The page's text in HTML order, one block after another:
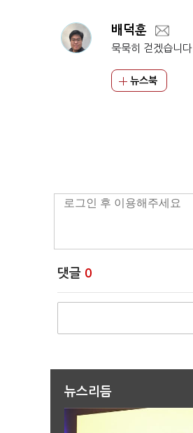
배덕훈
묵묵히 걷겠습니다.
뉴스북
댓글 0
뉴스리듬